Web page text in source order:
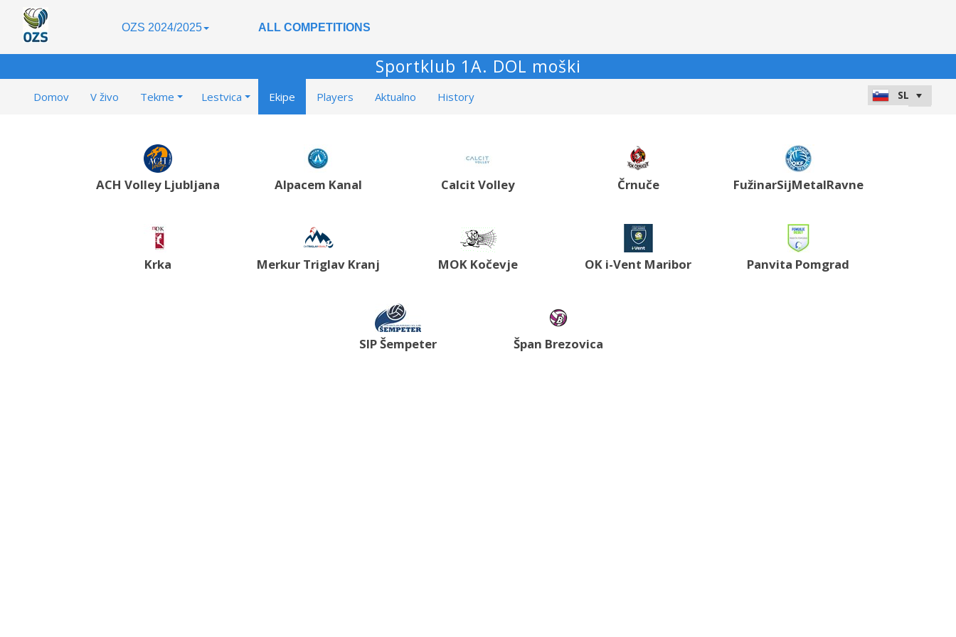
OZS 2024/2025 ALL COMPETITIONS
Sportklub 1A. DOL moški
Domov V živo Tekme Lestvica Ekipe Players Aktualno History
ACH Volley Ljubljana Alpacem Kanal Calcit Volley Črnuče FužinarSijMetalRavne
Krka Merkur Triglav Kranj MOK Kočevje OK i-Vent Maribor Panvita Pomgrad
SIP Šempeter Špan Brezovica